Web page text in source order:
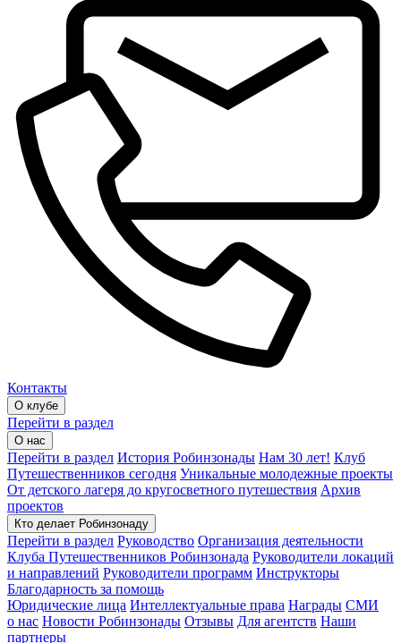
Контакты
О клубе
Перейти в раздел
О нас
Перейти в раздел История Робинзонады Нам 30 лет! Клуб
Путешественников сегодня Уникальные молодежные проекты
От детского лагеря до кругосветного путешествия Архив
проектов
Кто делает Робинзонаду
Перейти в раздел Руководство Организация деятельности
Клуба Путешественников Робинзонада Руководители локаций
и направлений Руководители программ Инструкторы
Благодарность за помощь
Юридические лица Интеллектуальные права Награды СМИ
о нас Новости Робинзонады Отзывы Для агентств Наши
партнеры